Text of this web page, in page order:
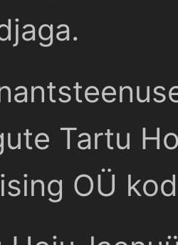
Tartu
OÜ